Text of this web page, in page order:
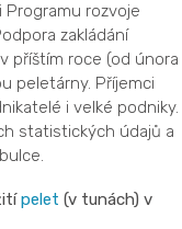
rozvoje
zakládání
příštím roce (od února
peletárny. Příjemci
i velké podniky.
statistických údajů a
pelet (v tunách) v